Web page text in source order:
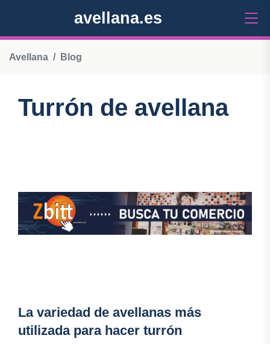
avellana.es
Avellana Blog
Turrón de avellana
La variedad de avellanas más
utilizada para hacer turrón